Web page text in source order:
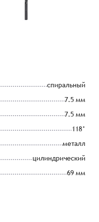
спиральный
7.5 мм
7.5 мм
118°
металл
цилиндрический
69 мм